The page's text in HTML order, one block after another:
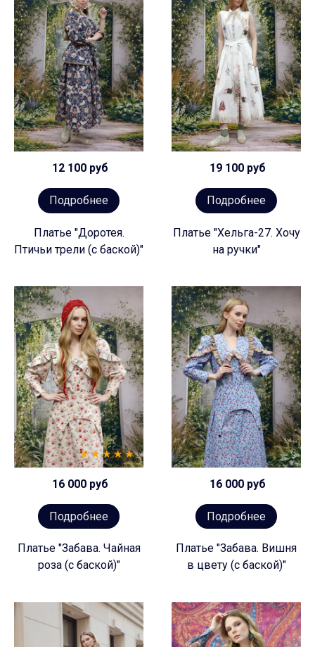
12 100 руб
Подробнее
Платье "Доротея.
Птичьи трели (с баской)"
19 100 руб
Подробнее
Платье "Хельга-27. Хочу
на ручки"
16 000 руб
Подробнее
Платье "Забава. Чайная
роза (с баской)"
16 000 руб
Подробнее
Платье "Забава. Вишня
в цвету (с баской)"